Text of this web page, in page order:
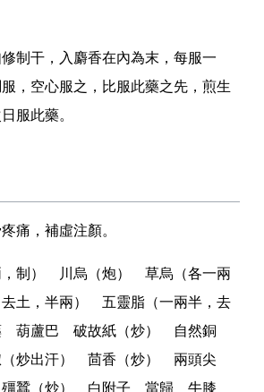
制干 ， 入麝香在內為末 ，每服一
， 空心服之 ， 比服此藥之先 ，煎生
日服此藥。
痛 ，補虛注顏。
，制） 川烏（炮） 草烏（各一兩
土 ，半兩） 五靈脂（一兩半 ，去
葫蘆巴 破故紙（炒） 自然銅
（炒出汗） 茴香（炒） 兩頭尖
殭蠶（炒） 白附子 當歸 牛膝